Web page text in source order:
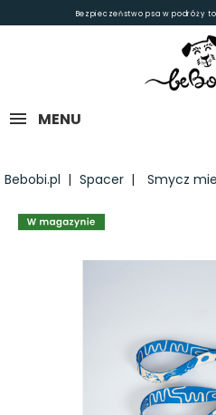
Bezpieczeństwo psa w podróży
MENU
Bebobi.pl Spacer Smycz